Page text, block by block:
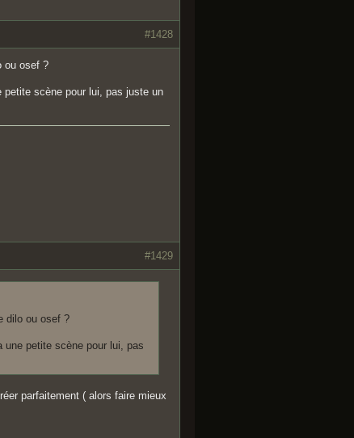
#1428
ou osef ?
petite scène pour lui, pas juste un
#1429
dilo ou osef ?
une petite scène pour lui, pas
parfaitement ( alors faire mieux